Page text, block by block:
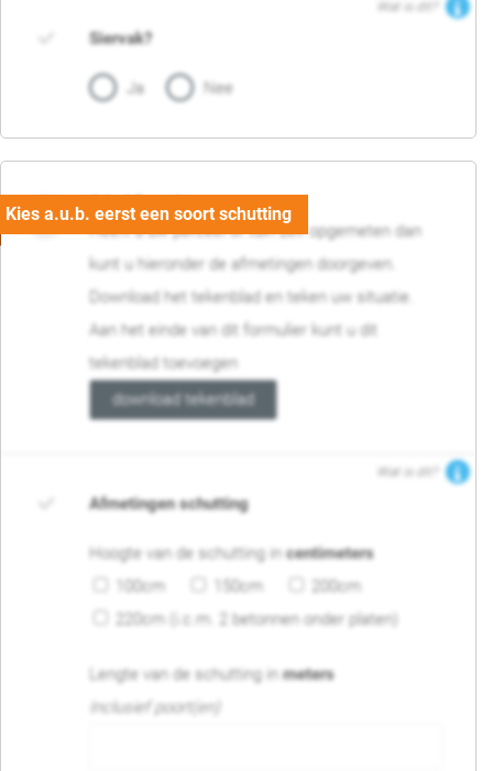
Wat is dit?
Siervak?
Ja Nee
04. Afmetingen
Heeft u uw perceel of tuin zelf opgemeten dan
kunt u hieronder de afmetingen doorgeven.
Download het tekenblad en teken uw situatie.
Aan het einde van dit formulier kunt u dit
tekenblad toevoegen
download tekenblad
Wat is dit?
Afmetingen schutting
Hoogte van de schutting incentimeters
100cm
150cm
200cm
220cm (i.c.m. 2 betonnen onder platen)
Lengte van de schutting inmeters
Inclusief poort(en)